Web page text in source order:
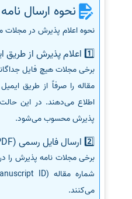
نحوه ارسال
نحوه اعلام پذیرش در
1️⃣ اعلام پذیرش از طریق ایمیل رسمی
برخی مجلات هیچ فایل
مقاله را صرفاً از طریق
اطلاع می‌دهند. در این
پذیرش محسوب می‌شود.
2️⃣ ارسال فایل رسمی (PDF یا Word)
برخی مجلات نامه پذیرش را
می‌کنند.